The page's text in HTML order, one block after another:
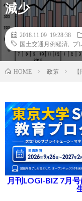
減少
2018.11.09 19:28:38
国土交通月例経済
プ
HOME 政策
月刊LOGI-BIZ 7月